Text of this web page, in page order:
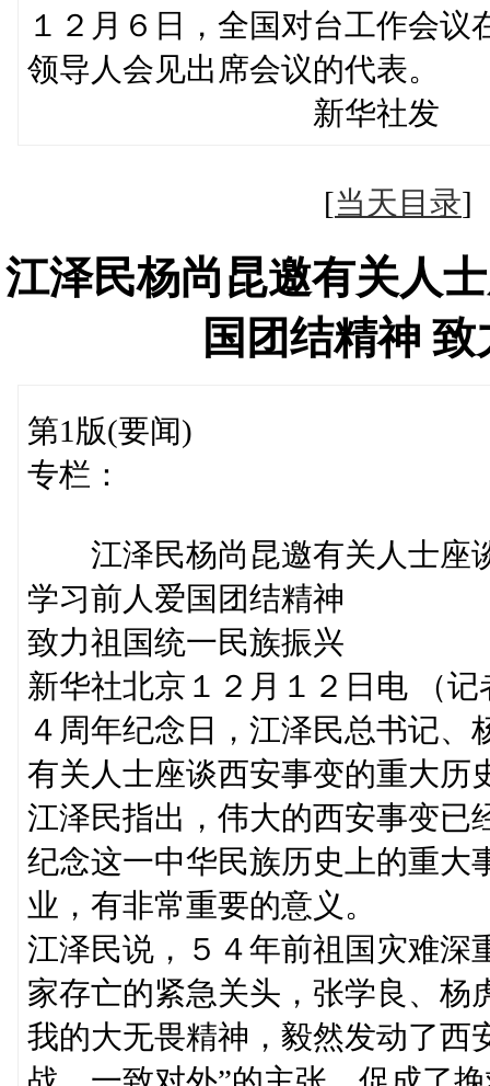
１２月６日，全国对台工作会
领导人会见出席会议的代表。
新华社发
[当天目录
江泽民杨尚昆邀有关人
国团结精神
第1版(要闻)
专栏：
江泽民杨尚昆邀有关人士座
学习前人爱国团结精神
致力祖国统一民族振兴
新华社北京１２月１２日电 （
４周年纪念日，江泽民总书记
有关人士座谈西安事变的重大历
江泽民指出，伟大的西安事变已
纪念这一中华民族历史上的重大
业，有非常重要的意义。
江泽民说，５４年前祖国灾难深
家存亡的紧急关头，张学良、杨
我的大无畏精神，毅然发动了西